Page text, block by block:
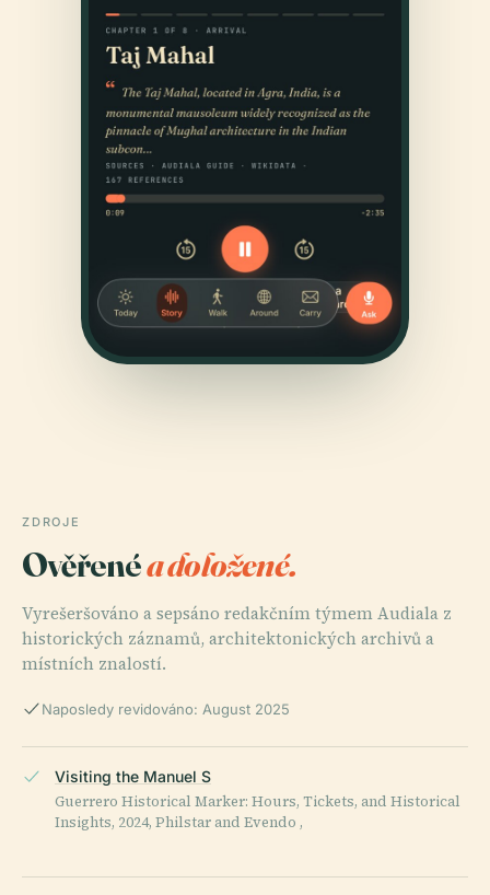
ZDROJE
Ověřenéa doložené.
Vyrešeršováno a sepsáno redakčním týmem Audiala z
historických záznamů, architektonických archivů a
místních znalostí.
Naposledy revidováno: August 2025
Visiting the Manuel S
Guerrero Historical Marker: Hours, Tickets, and Historical
Insights, 2024, Philstar and Evendo ,